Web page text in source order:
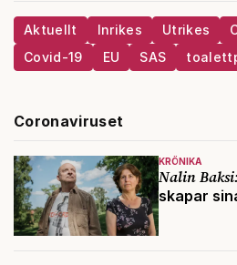
Aktuellt Inrikes Utrikes
Covid-19
EU SAS
Coronaviruset
KRÖNIKA
Nalin Baksi:
skapar